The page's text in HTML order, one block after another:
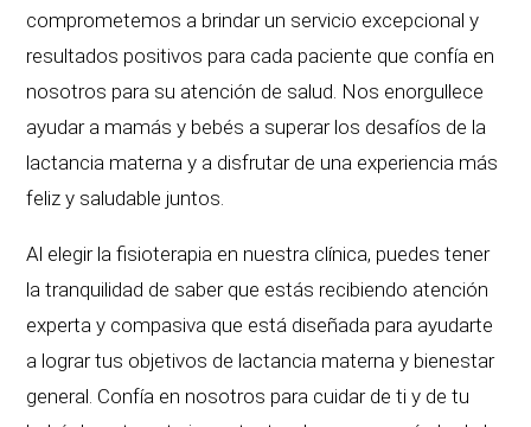
comprometemos a brindar un servicio excepcional y
resultados positivos para cada paciente que confía en
nosotros para su atención de salud. Nos enorgullece
ayudar a mamás y bebés a superar los desafíos de la
lactancia materna y a disfrutar de una experiencia más
feliz y saludable juntos.
Al elegir la fisioterapia en nuestra clínica, puedes tener
la tranquilidad de saber que estás recibiendo atención
experta y compasiva que está diseñada para ayudarte
a lograr tus objetivos de lactancia materna y bienestar
general. Confía en nosotros para cuidar de ti y de tu